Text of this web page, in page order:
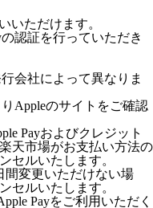
いただけます。
認証を行っていただき
会社によって異なりま
りAppleのサイトをご確認
Payおよびクレジット
天市場がお支払い方法の
セルいたします。
間変更いただけない場
セルいたします。
Payをご利用いただく